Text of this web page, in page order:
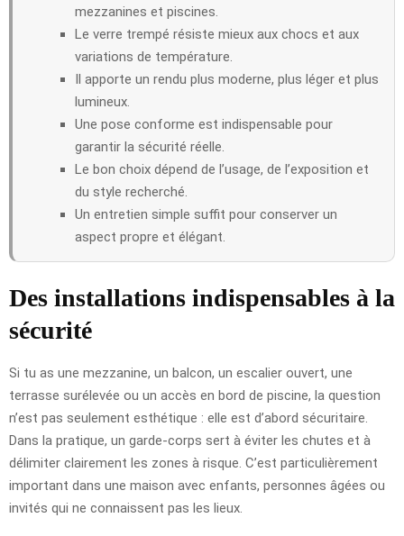
mezzanines et piscines.
Le verre trempé résiste mieux aux chocs et aux
variations de température.
Il apporte un rendu plus moderne, plus léger et plus
lumineux.
Une pose conforme est indispensable pour
garantir la sécurité réelle.
Le bon choix dépend de l’usage, de l’exposition et
du style recherché.
Un entretien simple suffit pour conserver un
aspect propre et élégant.
Des installations indispensables à la
sécurité
Si tu as une mezzanine, un balcon, un escalier ouvert, une
terrasse surélevée ou un accès en bord de piscine, la question
n’est pas seulement esthétique : elle est d’abord sécuritaire.
Dans la pratique, un garde-corps sert à éviter les chutes et à
délimiter clairement les zones à risque. C’est particulièrement
important dans une maison avec enfants, personnes âgées ou
invités qui ne connaissent pas les lieux.